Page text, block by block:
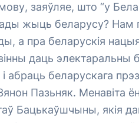
заяўляе, што “у
жыць беларусу? Нам
а пра беларускія
даць электаральны
абраць беларускага
Пазьняк. Менавіта
Бацькаўшчыны, якія